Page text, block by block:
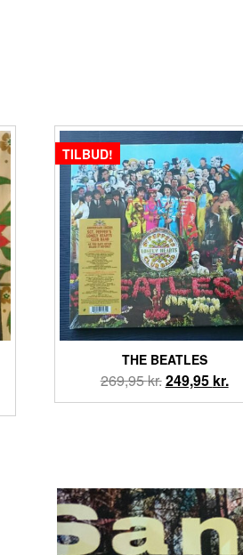
TILBUD!
THE BEATLES
269,95kr.Den
oprindelige
249,95 kr.